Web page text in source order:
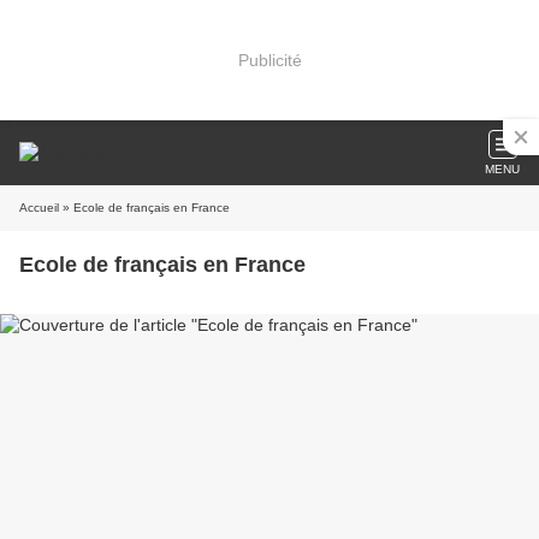
Publicité
MENU
Accueil » Ecole de français en France
Ecole de français en France